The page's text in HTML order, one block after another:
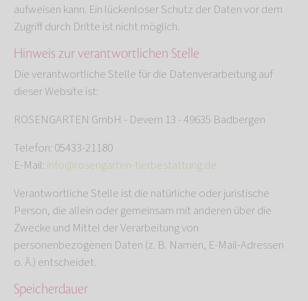
aufweisen kann. Ein lückenloser Schutz der Daten vor dem
Zugriff durch Dritte ist nicht möglich.
Hinweis zur verantwortlichen Stelle
Die verantwortliche Stelle für die Datenverarbeitung auf
dieser Website ist:
ROSENGARTEN GmbH - Devern 13 - 49635 Badbergen
Telefon: 05433-21180
E-Mail: info@rosengarten-tierbestattung.de
Verantwortliche Stelle ist die natürliche oder juristische
Person, die allein oder gemeinsam mit anderen über die
Zwecke und Mittel der Verarbeitung von
personenbezogenen Daten (z. B. Namen, E-Mail-Adressen
o. Ä.) entscheidet.
Speicherdauer